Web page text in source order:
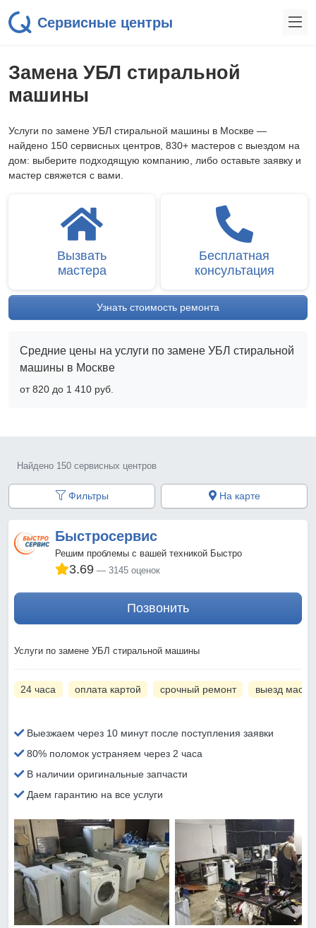
Сервисные центры
Замена УБЛ стиральной
машины
Услуги по замене УБЛ стиральной машины в Москве —
найдено 150 сервисных центров, 830+ мастеров с выездом на
дом: выберите подходящую компанию, либо оставьте заявку и
мастер свяжется с вами.
Вызвать
мастера
Бесплатная
консультация
Узнать стоимость ремонта
Средние цены на услуги по замене УБЛ стиральной
машины в Москве
от 820 до 1 410 pyб.
Найдено 150 сервисных центров
Фильтры На карте
Быстросервис
Решим проблемы с вашей техникой Быстро
3.69 3145 оценок
Позвонить
Услуги по замене УБЛ стиральной машины
24 часа оплата картой срочный ремонт выезд
Выезжаем через 10 минут после поступления заявки
80% поломок устраняем через 2 часа
В наличии оригинальные запчасти
Даем гарантию на все услуги